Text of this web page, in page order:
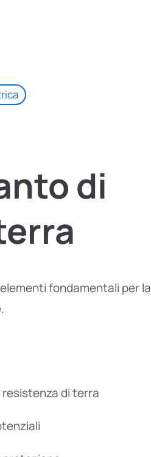
di
fondamentali per la
di terra